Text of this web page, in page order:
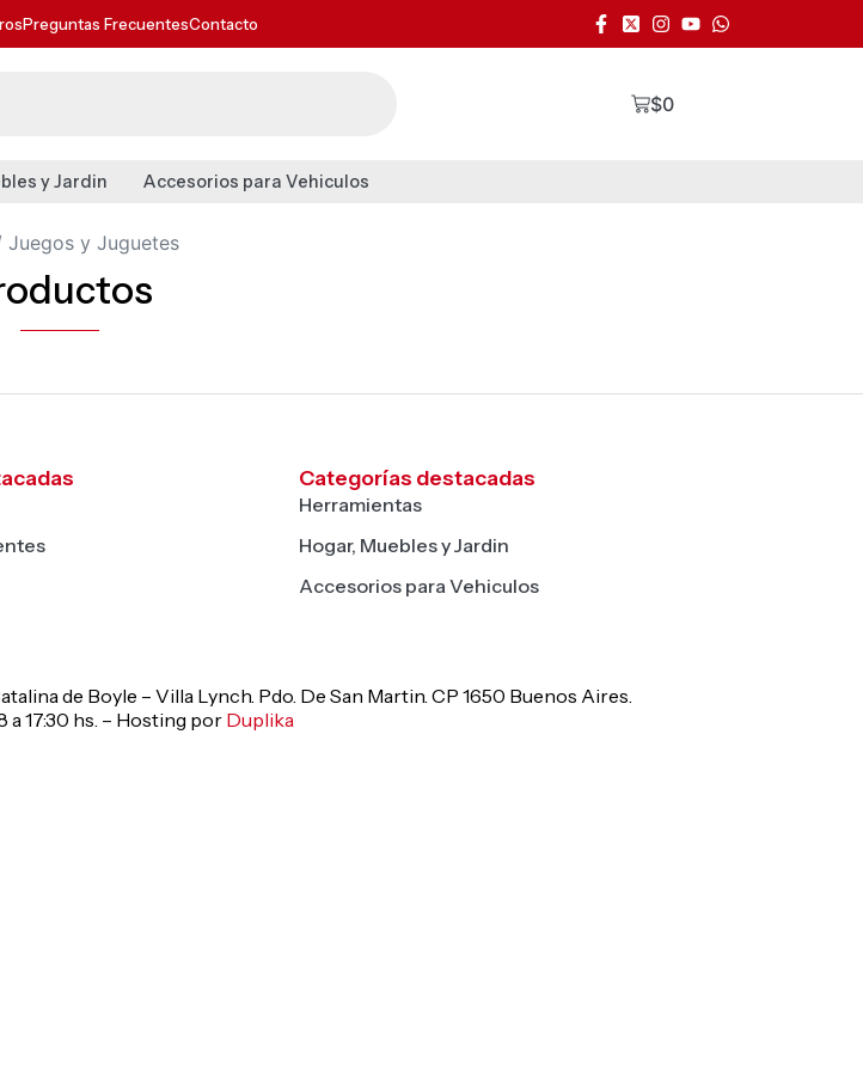
Preguntas FrecuentesContacto
$0
y Jardin Accesorios para Vehiculos
Juegos y Juguetes
Categorías destacadas
Herramientas
Hogar, Muebles y Jardin
Accesorios para Vehiculos
de Boyle – Villa Lynch. Pdo. De San Martin. CP 1650 Buenos Aires.
a 17:30 hs. – Hosting porDuplika